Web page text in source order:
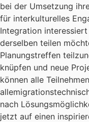
bei der Umsetzung
für interkulturelles
Integration
derselben teilen
Planungstreffen
knüpfen und neue
können alle
nach
jetzt auf einen